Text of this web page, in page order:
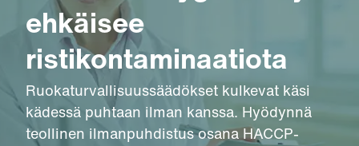
ehkäisee
ristikontaminaatiota
Ruokaturvallisuussäädökset kulkevat käsi
kädessä puhtaan ilman kanssa. Hyödynnä
teollinen ilmanpuhdistus osana HACCP-